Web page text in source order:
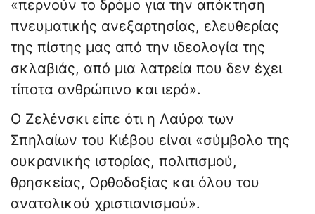
«περνούν το δρόμο για την απόκτηση
πνευματικής ανεξαρτησίας, ελευθερίας
της πίστης μας από την ιδεολογία της
σκλαβιάς, από μια λατρεία που δεν έχει
τίποτα ανθρώπινο και ιερό».
Ο Ζελένσκι είπε ότι η Λαύρα των
Σπηλαίων του Κιέβου είναι «σύμβολο της
ουκρανικής ιστορίας, πολιτισμού,
θρησκείας, Ορθοδοξίας και όλου του
ανατολικού χριστιανισμού».